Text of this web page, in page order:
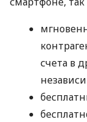
счета в